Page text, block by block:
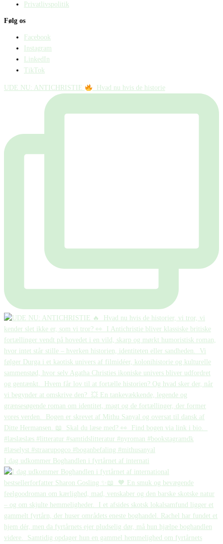
Privatlivspolitik
Følg os
Facebook
Instagram
LinkedIn
TikTok
UDE NU: ANTICHRISTIE ⁠ ⁠ Hvad nu hvis de historie
I dag udkommer Boghandlen i fyrtårnet af internati